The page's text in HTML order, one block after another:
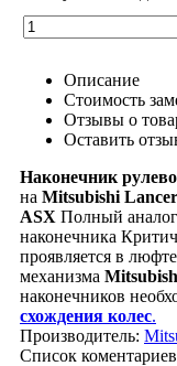
Описание
Стоимость
Отзывы о
Оставить
Наконечник
на Mitsubishi
ASX Полный
наконечника
проявляется в
механизма
наконечников
схождения колес.
Производитель:
Список